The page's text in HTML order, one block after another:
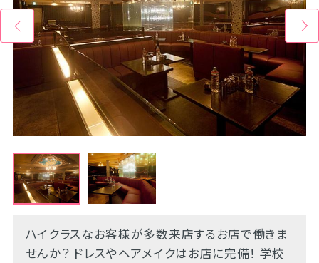
ハイクラスなお客様が多数来店するお店で働きま
せんか？ ドレスやヘアメイクはお店に完備！ 学校